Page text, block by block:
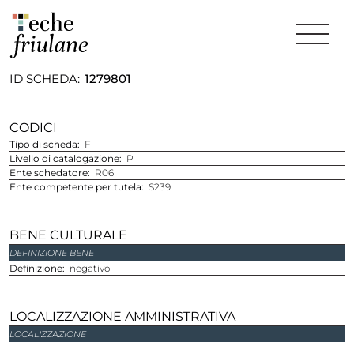
CODICI
ID SCHEDA 1279801
Tipo di scheda
F
Livello di catalogazione
P
Ente schedatore
R06
Ente competente per tutela
S239
BENE CULTURALE
DEFINIZIONE BENE
Definizione negativo
LOCALIZZAZIONE AMMINISTRATIVA
LOCALIZZAZIONE